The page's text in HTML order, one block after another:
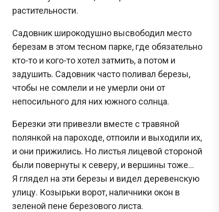
растительности.
Садовник широкодушно высвободил место
березам в этом тесном парке, где обязательно
кто-то и кого-то хотел затмить, а потом и
задушить. Садовник часто поливал березы,
чтобы не сомлели и не умерли они от
непосильного для них южного солнца.
Березки эти привезли вместе с травяной
полянкой на пароходе, отпоили и выходили их,
и они прижились. Но листья лицевой стороной
были повернуты к северу, и вершины тоже…
Я глядел на эти березы и видел деревенскую
улицу. Козырьки ворот, наличники окон в
зеленой пене березового листа.